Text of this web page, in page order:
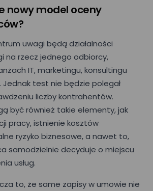
nowy model oceny
uwagi będą działalności
na rzecz jednego odbiorcy,
IT, marketingu, konsultingu
Jednak test nie będzie polegał
liczby kontrahentów.
być również takie elementy, jak
pracy, istnienie kosztów
ryzyko biznesowe, a nawet to,
samodzielnie decyduje o miejscu
usług.
to, że same zapisy w umowie nie